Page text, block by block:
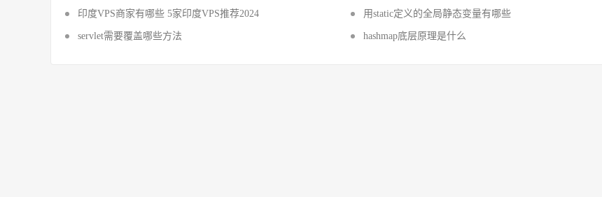
印度VPS商家有哪些 5家印度VPS推荐2024 用static定义的全局静态变量有哪些
servlet需要覆盖哪些方法 hashmap底层原理是什么